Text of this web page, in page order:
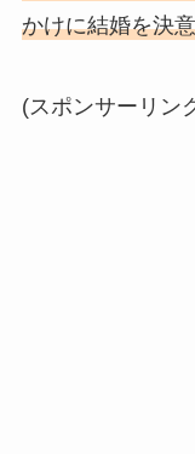
かけに結婚を決
(スポンサーリン